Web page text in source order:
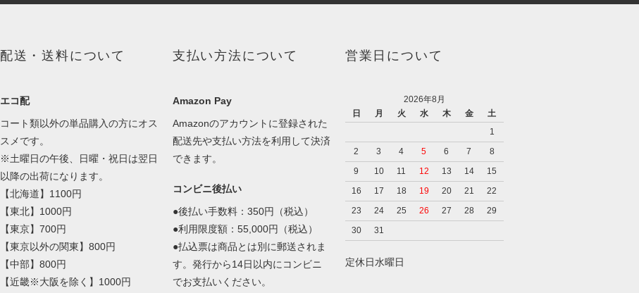
配送・送料について
エコ配
コート類以外の単品購入の方にオス
スメです。
※土曜日の午後、日曜・祝日は翌日
以降の出荷になります。
【北海道】1100円
【東北】1000円
【東京】700円
【東京以外の関東】800円
【中部】800円
【近畿※大阪を除く】1000円
支払い方法について
Amazon Pay
Amazonのアカウントに登録された
配送先や支払い方法を利用して決済
できます。
コンビニ後払い
●後払い手数料：350円（税込）
●利用限度額：55,000円（税込）
●払込票は商品とは別に郵送されま
す。発行から14日以内にコンビニ
でお支払いください。
営業日について
2026年8月
日
月 火 水 木 金
土
1
2
3 4 5 6 7
8
9
10 11 12 13 14
15
16
17 18 19 20 21
22
23
24 25 26 27 28
29
30
31
定休日水曜日